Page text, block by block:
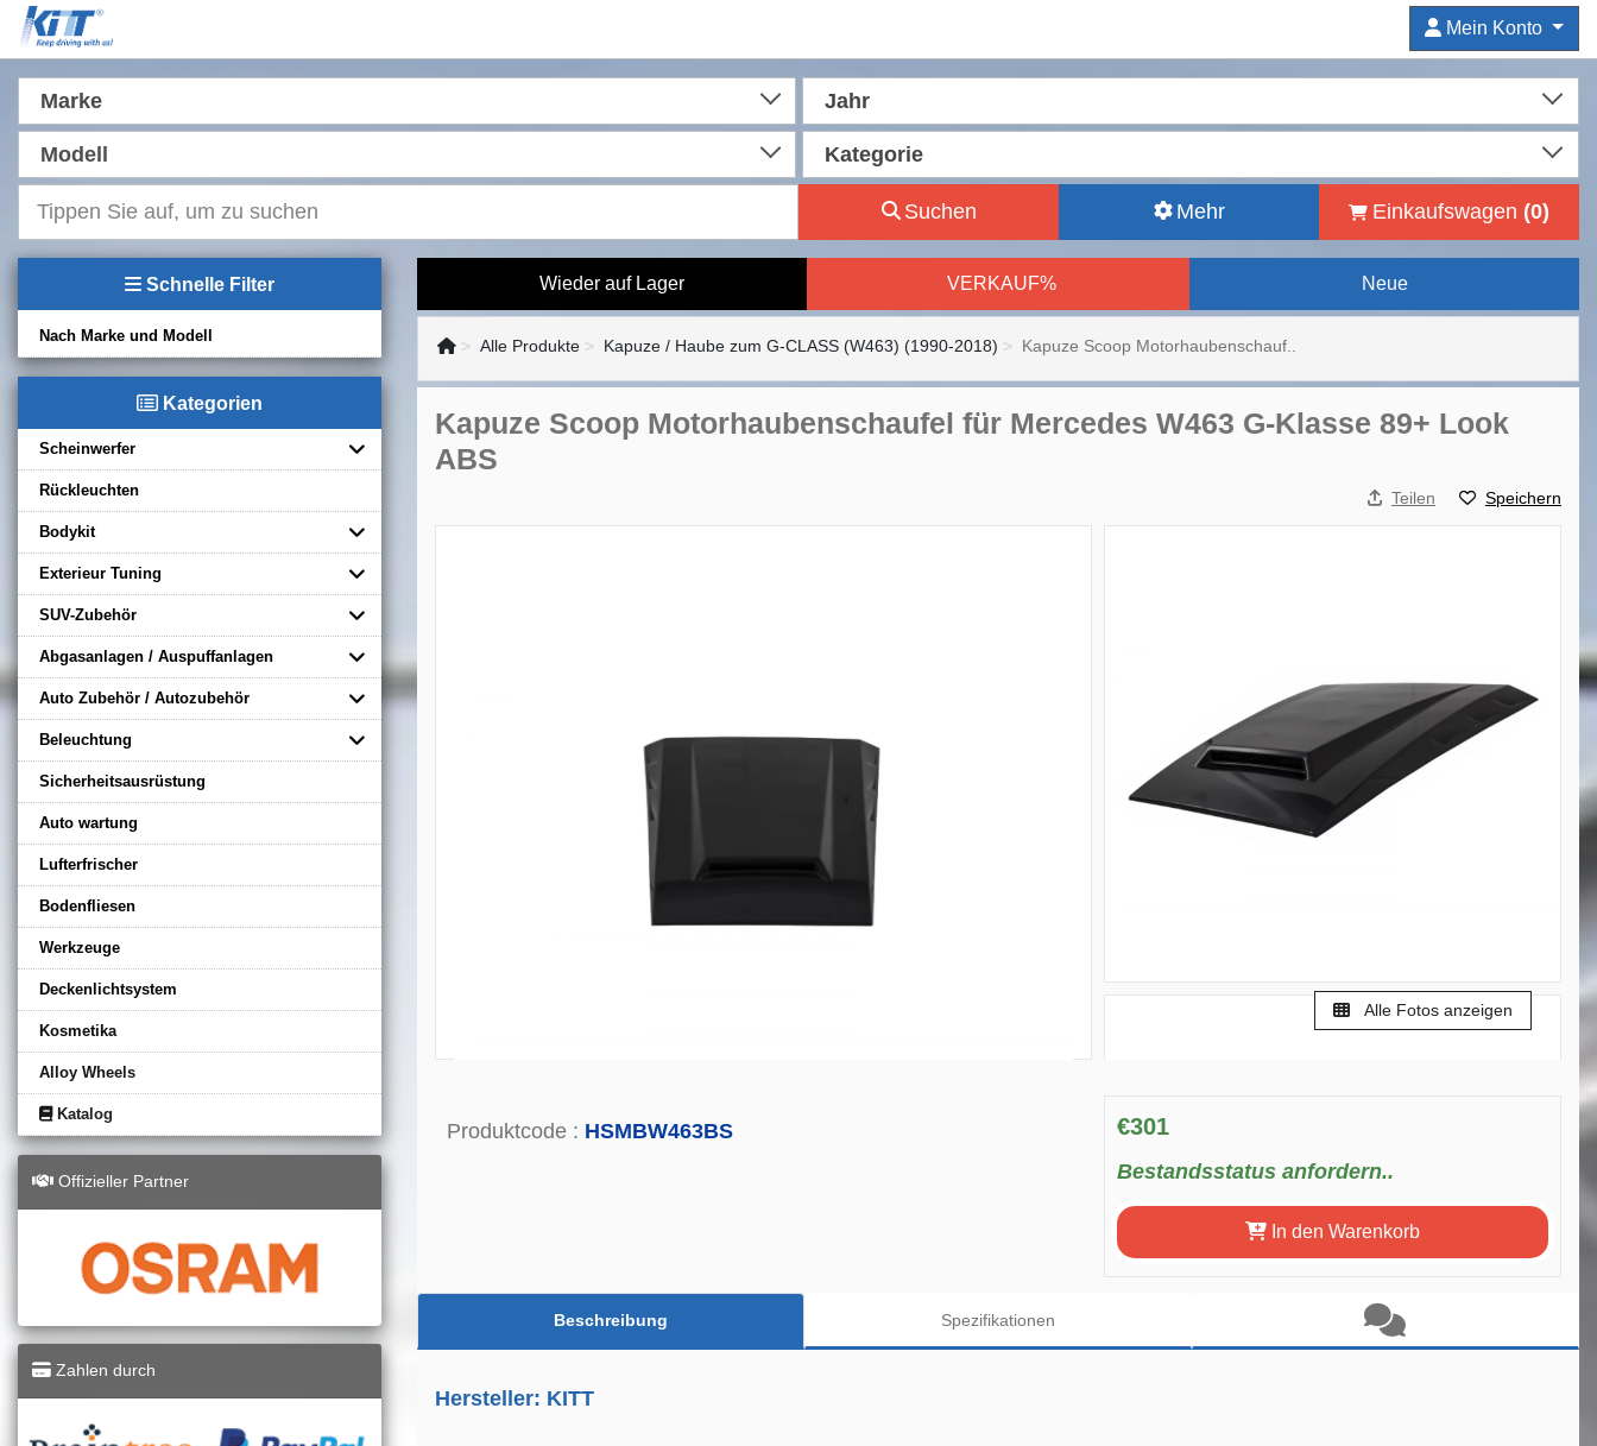
Mein Konto
Marke Jahr
Modell Kategorie
Suchen Mehr Einkaufswagen (0)
Schnelle Filter
Nach Marke und Modell
Kategorien
Scheinwerfer
Rückleuchten
Bodykit
Exterieur Tuning
SUV-Zubehör
Abgasanlagen / Auspuffanlagen
Auto Zubehör / Autozubehör
Beleuchtung
Sicherheitsausrüstung
Auto wartung
Lufterfrischer
Bodenfliesen
Werkzeuge
Deckenlichtsystem
Kosmetika
Alloy Wheels
Katalog
Offizieller Partner
Zahlen durch
Wieder auf Lager VERKAUF% Neue
Alle Produkte Kapuze / Haube zum G-CLASS (W463) (1990-2018) Kapuze Scoop Motorhaubenschauf..
Kapuze Scoop Motorhaubenschaufel für Mercedes W463 G-Klasse 89+ Look
ABS
Teilen Speichern
Alle Fotos anzeigen
Produktcode : HSMBW463BS €301
Bestandsstatus anfordern..
In den Warenkorb
Beschreibung Spezifikationen
Hersteller: KITT